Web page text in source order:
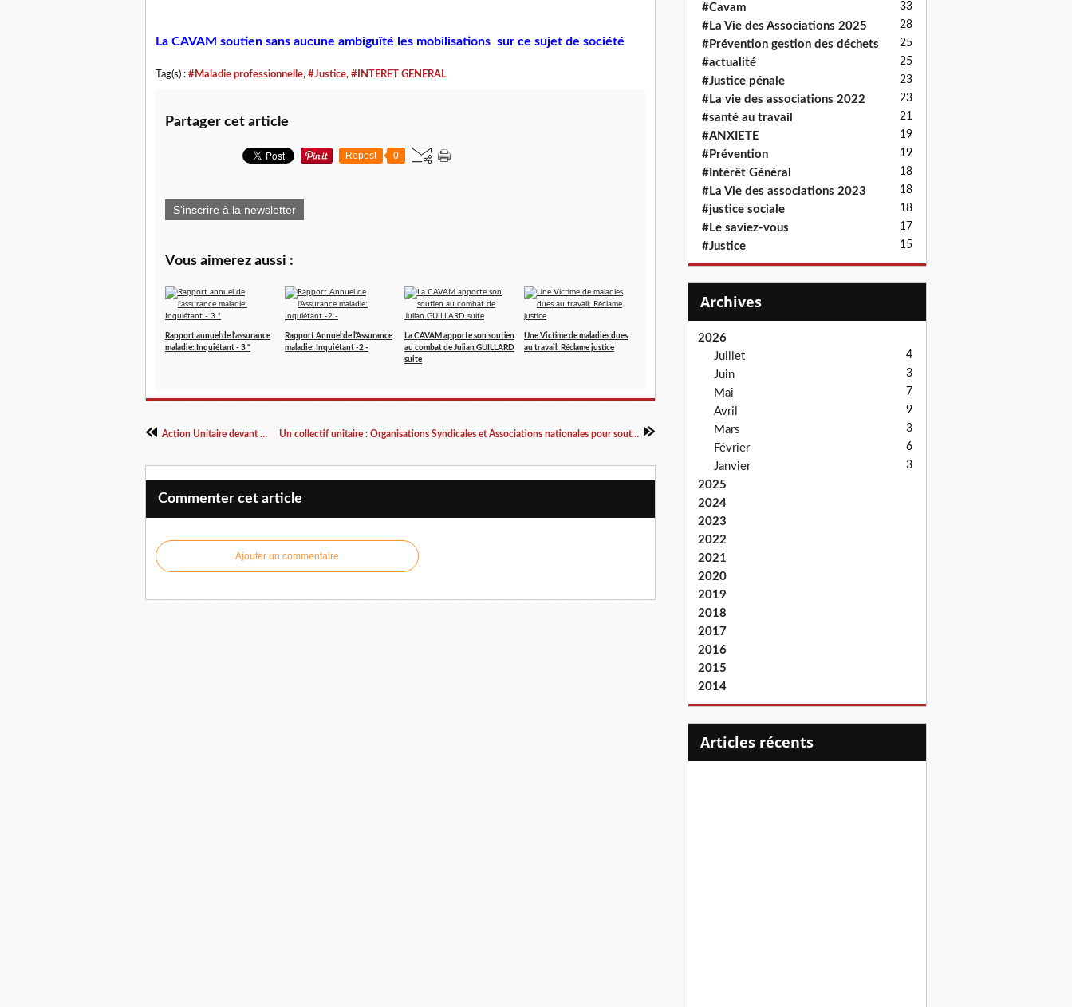
La CAVAM soutien sans aucune ambiguïté les mobilisations sur ce sujet de société
Tag(s) : #Maladie professionnelle, #Justice, #INTERET GENERAL
Partager cet article
Repost 0
S'inscrire à la newsletter
Vous aimerez aussi :
Rapport annuel de l'assurance
maladie: Inquiétant - 3 "
Rapport Annuel de l'Assurance
maladie: Inquiétant -2 -
La CAVAM apporte son soutien
au combat de Julian GUILLARD
suite
Une Victime de maladies dues
au travail: Réclame justice
Action Unitaire devant l'Urgence Un collectif unitaire : Organisations Syndicales et Associations nationales pour soutenir les anciens mineurs
Commenter cet article
Ajouter un commentaire
#Cavam 33
#La Vie des Associations 2025 28
#Prévention gestion des déchets 25
#actualité 25
#Justice pénale 23
#La vie des associations 2022 23
#santé au travail 21
#ANXIETE 19
#Prévention 19
#Intérêt Général 18
#La Vie des associations 2023 18
#justice sociale 18
#Le saviez-vous 17
#Justice 15
Archives
2026
Juillet
4
Juin 3
Mai 7
Avril 9
Mars 3
Février 6
Janvier 3
2025
2024
2023
2022
2021
2020
2019
2018
2017
2016
2015
2014
articles récents